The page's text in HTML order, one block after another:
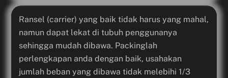
Ransel (carrier) yang baik tidak harus yang mahal,
namun dapat lekat di tubuh penggunanya
sehingga mudah dibawa. Packinglah
perlengkapan anda dengan baik, usahakan
jumlah beban yang dibawa tidak melebihi 1/3